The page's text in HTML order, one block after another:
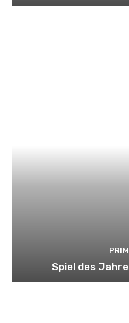
Spiel des